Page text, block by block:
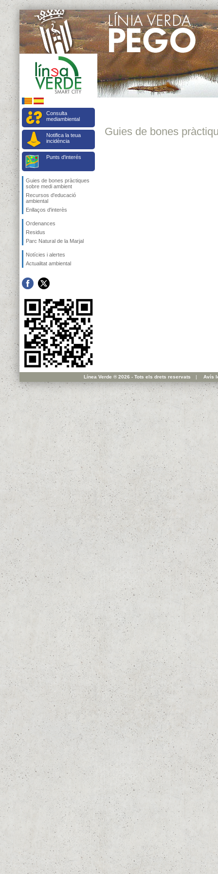
Consulta
mediambiental
Notifica la teua
incidència
Punts d'interés
Guies de bones pràctiques
sobre medi ambient
Recursos d'educació
ambiental
Enllaços d'interès
Ordenances
Residus
Parc Natural de la Marjal
Notícies i alertes
Actualitat ambiental
Guies de bones
Línea Verde ® 2026 - Tots els drets reservats | Avís